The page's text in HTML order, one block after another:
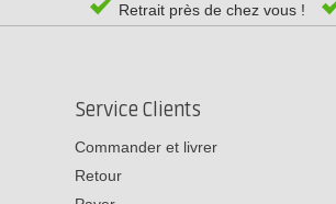
Retrait près de chez vous !
Service Clients
Commander et livrer
Retour